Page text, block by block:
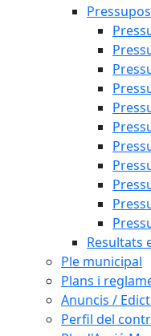
Resultats
Ple municipal
Plans i
Anuncis /
Perfil del